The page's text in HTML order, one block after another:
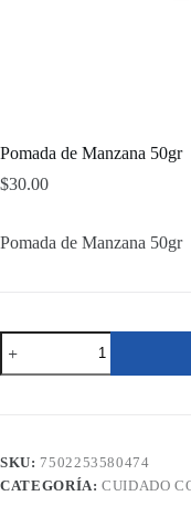
Pomada de Manzana 50gr
$30.00
Pomada de Manzana 50gr
Pomada
de
Manzana
SKU: 7502253580474
CATEGORÍA:CUIDADO